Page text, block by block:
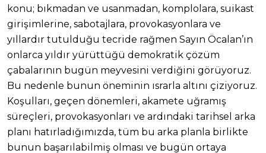
konu; bıkmadan ve usanmadan, komplolara, suikast
girişimlerine, sabotajlara, provokasyonlara ve
yıllardır tutulduğu tecride rağmen Sayın Öcalan’ın
onlarca yıldır yürüttüğü demokratik çözüm
çabalarının bugün meyvesini verdiğini görüyoruz.
Bu nedenle bunun öneminin ısrarla altını çiziyoruz.
Koşulları, geçen dönemleri, akamete uğramış
süreçleri, provokasyonları ve ardındaki tarihsel arka
planı hatırladığımızda, tüm bu arka planla birlikte
bunun başarılabilmiş olması ve bugün ortaya